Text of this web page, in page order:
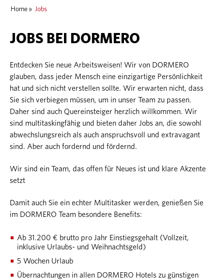
Home » Jobs
JOBS BEI DORMERO
Entdecken Sie neue Arbeitsweisen! Wir von DORMERO
glauben, dass jeder Mensch eine einzigartige Persönlichkeit
hat und sich nicht verstellen sollte. Wir erwarten nicht, dass
Sie sich verbiegen müssen, um in unser Team zu passen.
Daher sind auch Quereinsteiger herzlich willkommen. Wir
sind multitaskingfähig und bieten daher Jobs an, die sowohl
abwechslungsreich als auch anspruchsvoll und extravagant
sind. Aber auch fordernd und fördernd.
Wir sind ein Team, das offen für Neues ist und klare Akzente
setzt
Damit auch Sie ein echter Multitasker werden, genießen Sie
im DORMERO Team besondere Benefits:
Ab 31.200 € brutto pro Jahr Einstiegsgehalt (Vollzeit,
inklusive Urlaubs- und Weihnachtsgeld)
5 Wochen Urlaub
Übernachtungen in allen DORMERO Hotels zu günstigen